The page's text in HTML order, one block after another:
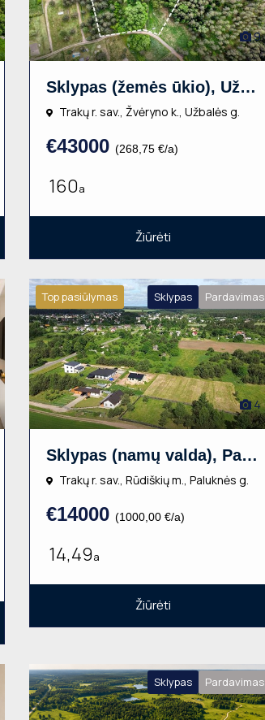
9
Sklypas (žemės ūkio), Užbalės g., 160a, €43000
Trakų r. sav., Žvėryno k., Užbalės g.
€43000 (268,75 €/a)
160a
Žiūrėti
Top pasiūlymas Sklypas Pardavimas
4
Sklypas (namų valda), Paluknės g., 14.49a, €14000
Trakų r. sav., Rūdiškių m., Paluknės g.
€14000 (1000,00 €/a)
14,49a
Žiūrėti
Sklypas Pardavimas